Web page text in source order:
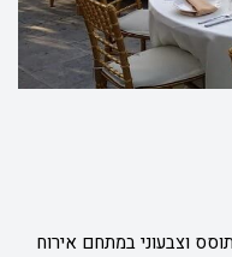
וצבעוני במתחם אירוח